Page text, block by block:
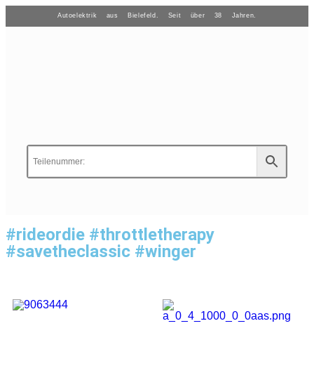
Autoelektrik aus Bielefeld. Seit über 38 Jahren.
#rideordie #throttletherapy
#savetheclassic #winger